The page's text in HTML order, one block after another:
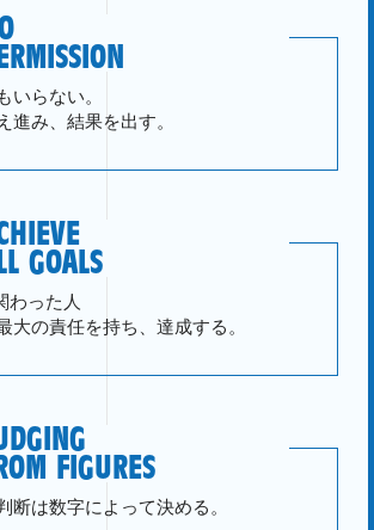
いらない。
進み、結果を出す。
GOALS
わった人
大の責任を持ち、達成する。
FIGURES
断は数字によって決める。